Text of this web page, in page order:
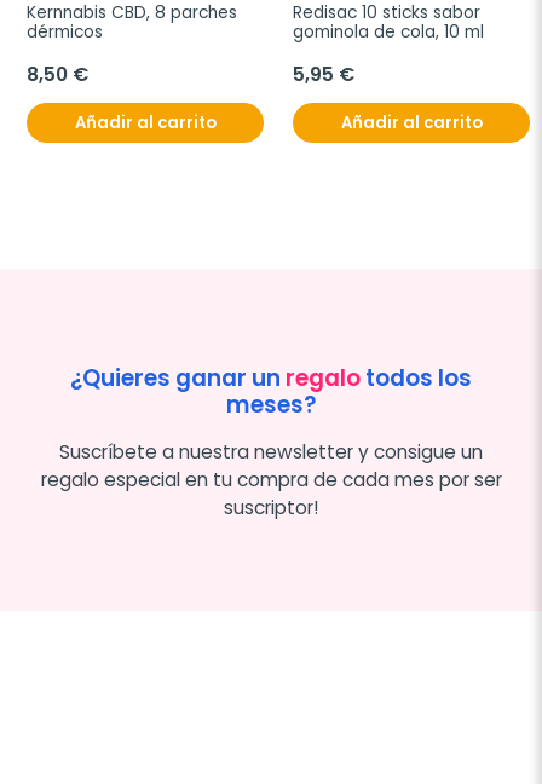
Kernnabis CBD, 8 parches
dérmicos
8,50 €
Añadir al carrito
Redisac 10 sticks sabor
gominola de cola, 10 ml
5,95 €
Añadir al carrito
¿Quieres ganar un regalotodos los
meses?
Suscríbete a nuestra newsletter y consigue un
regalo especial en tu compra de cada mes por ser
suscriptor!